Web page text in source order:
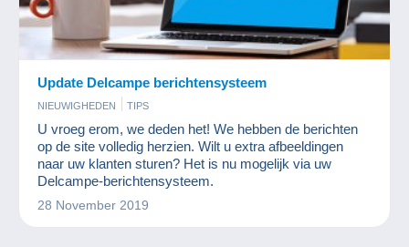
Update Delcampe berichtensysteem
NIEUWIGHEDEN TIPS
U vroeg erom, we deden het! We hebben de berichten
op de site volledig herzien. Wilt u extra afbeeldingen
naar uw klanten sturen? Het is nu mogelijk via uw
Delcampe-berichtensysteem.
28 November 2019